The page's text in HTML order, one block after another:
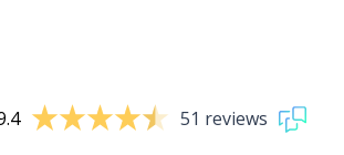
51 reviews